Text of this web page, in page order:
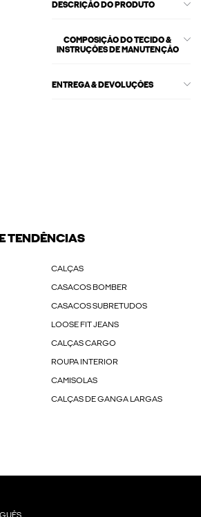
DESCRIÇÃO DO PRODUTO
COMPOSIÇÃO DO TECIDO &
INSTRUÇÕES DE MANUTENÇÃO
ENTREGA & DEVOLUÇÕES
TENDÊNCIAS
CALÇAS
CASACOS BOMBER
CASACOS SUBRETUDOS
LOOSE FIT JEANS
CALÇAS CARGO
ROUPA INTERIOR
CAMISOLAS
CALÇAS DE GANGA LARGAS